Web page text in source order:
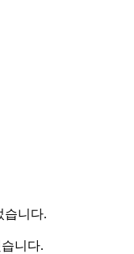
습니다.
니다.